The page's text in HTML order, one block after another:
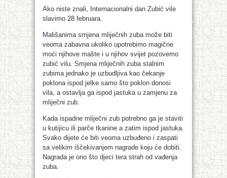
Ako niste znali, Internacionalni dan Zubić vile
slavimo 28 februara.
Mališanima smjena mliječnih zuba može biti
veoma zabavna ukoliko upotrebimo magične
moći njihove mašte i u njihov svijet pozovemo
zubić vilu. Smjena mliječnih zuba stalnim
zubima jednako je uzbudljiva kao čekanje
poklona ispod jelke samo što poklon donosi
vila, a ostavlja ga ispod jastuka u zamjenu za
mliječni zub.
Kada ispadne mliječni zub potrebno ga je staviti
u kutijicu ili parče tkanine a zatim ispod jastuka.
Svako dijete će biti veoma uzbuđeno i zaspati
sa velikim iščekivanjem nagrade koju će dobiti.
Nagrada je ono što djeci tera strah od vađenja
zuba.